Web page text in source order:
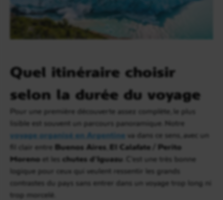
Quel itinéraire choisir
selon la durée du voyage
Pour une première découverte assez complète, le plus
lisible est souvent un parcours panoramique. Notre
voyage organisé en Argentine va dans ce sens, avec un
fil clair entre Buenos Aires El Calafate / Perito
Moreno et les chutes d’Iguazu . C’est une très bonne
logique pour ceux qui veulent ressentir les grands
contrastes du pays sans entrer dans un voyage trop long ni
trop morcelé.